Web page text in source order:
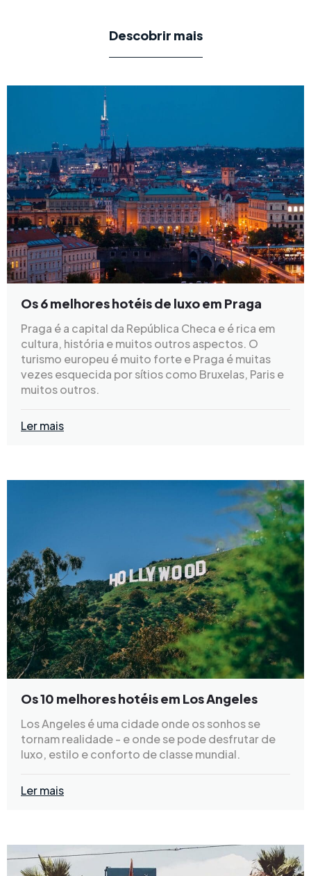
Descobrir mais
Os 6 melhores hotéis de luxo em Praga
Praga é a capital da República Checa e é rica em
cultura, história e muitos outros aspectos. O
turismo europeu é muito forte e Praga é muitas
vezes esquecida por sítios como Bruxelas, Paris e
muitos outros.
Ler mais
Os 10 melhores hotéis em Los Angeles
Los Angeles é uma cidade onde os sonhos se
tornam realidade - e onde se pode desfrutar de
luxo, estilo e conforto de classe mundial.
Ler mais